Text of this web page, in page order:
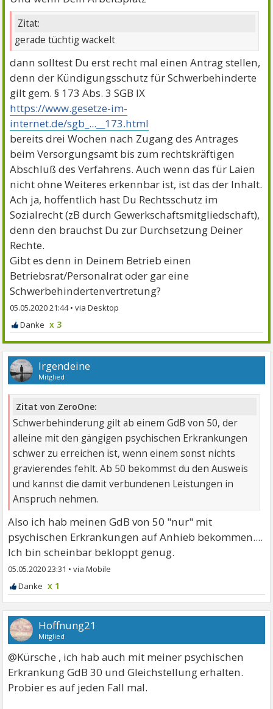
Zitat:
gerade tüchtig wackelt
dann solltest Du erst recht mal einen Antrag stellen,
denn der Kündigungsschutz für Schwerbehinderte
gilt gem. § 173 Abs. 3 SGB IX
https://www.gesetze-im-
internet.de/sgb_...__173.html
bereits drei Wochen nach Zugang des Antrages
beim Versorgungsamt bis zum rechtskräftigen
Abschluß des Verfahrens. Auch wenn das für Laien
nicht ohne Weiteres erkennbar ist, ist das der Inhalt.
Ach ja, hoffentlich hast Du Rechtsschutz im
Sozialrecht (zB durch Gewerkschaftsmitgliedschaft),
denn den brauchst Du zur Durchsetzung Deiner
Rechte.
Gibt es denn in Deinem Betrieb einen
Betriebsrat/Personalrat oder gar eine
Schwerbehindertenvertretung?
05.05.2020 21:44•
x 3
Irgendeine
Mitglied
Zitat von ZeroOne:
Schwerbehinderung gilt ab einem GdB von 50, der
alleine mit den gängigen psychischen Erkrankungen
schwer zu erreichen ist, wenn einem sonst nichts
gravierendes fehlt. Ab 50 bekommst du den Ausweis
und kannst die damit verbundenen Leistungen in
Anspruch nehmen.
Also ich hab meinen GdB von 50 "nur" mit
psychischen Erkrankungen auf Anhieb bekommen....
Ich bin scheinbar bekloppt genug.
05.05.2020 23:31 •
x 1
Hoffnung21
Mitglied
@Kürsche , ich hab auch mit meiner psychischen
Erkrankung GdB 30 und Gleichstellung erhalten.
Probier es auf jeden Fall mal.